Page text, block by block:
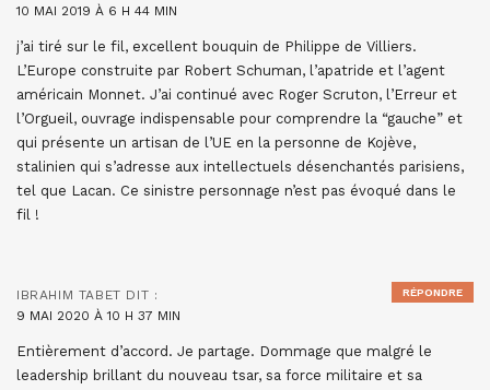
10 MAI 2019 À 6 H 44 MIN
j’ai tiré sur le fil, excellent bouquin de Philippe de Villiers.
L’Europe construite par Robert Schuman, l’apatride et l’agent
américain Monnet. J’ai continué avec Roger Scruton, l’Erreur et
l’Orgueil, ouvrage indispensable pour comprendre la “gauche” et
qui présente un artisan de l’UE en la personne de Kojève,
stalinien qui s’adresse aux intellectuels désenchantés parisiens,
tel que Lacan. Ce sinistre personnage n’est pas évoqué dans le
fil !
IBRAHIM TABET DIT :
9 MAI 2020 À 10 H 37 MIN
Entièrement d’accord. Je partage. Dommage que malgré le
leadership brillant du nouveau tsar, sa force militaire et sa
RÉPONDRE